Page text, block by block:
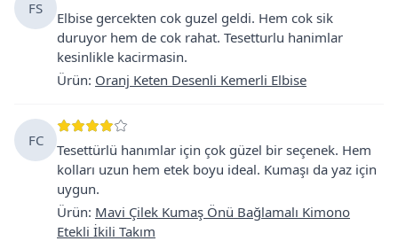
FS
Elbise gercekten cok guzel geldi. Hem cok sik
duruyor hem de cok rahat. Tesetturlu hanimlar
kesinlikle kacirmasin.
Ürün: Oranj Keten Desenli Kemerli Elbise
FC
Tesettürlü hanımlar için çok güzel bir seçenek. Hem
kolları uzun hem etek boyu ideal. Kumaşı da yaz için
uygun.
Ürün: Mavi Çilek Kumaş Önü Bağlamalı Kimono
Etekli İkili Takım